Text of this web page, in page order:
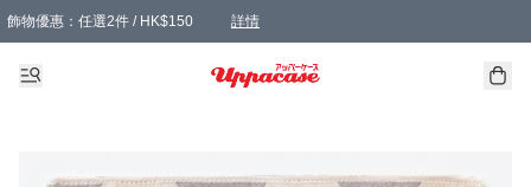
飾物優惠：任選2件 / HK$150 詳情
髮飾優惠：任選2件 / HK$100 詳情
精選襪子優惠：任選3對 / HK$115 詳情
滿額免運：本地訂單滿港幣350元可享免運費優惠